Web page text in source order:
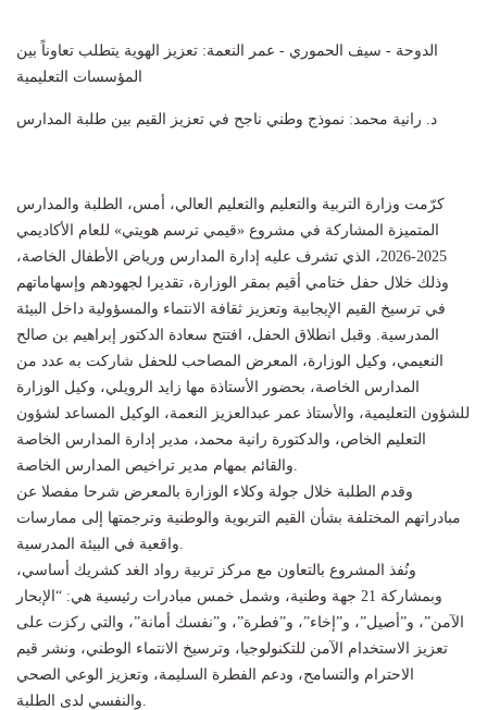
الدوحة - سيف الحموري - عمر النعمة: تعزيز الهوية يتطلب تعاوناً بين
المؤسسات التعليمية
د. رانية محمد: نموذج وطني ناجح في تعزيز القيم بين طلبة المدارس
كرّمت وزارة التربية والتعليم والتعليم العالي، أمس، الطلبة والمدارس
المتميزة المشاركة في مشروع «قيمي ترسم هويتي» للعام الأكاديمي
2025-2026، الذي تشرف عليه إدارة المدارس ورياض الأطفال الخاصة،
وذلك خلال حفل ختامي أقيم بمقر الوزارة، تقديرا لجهودهم وإسهاماتهم
في ترسيخ القيم الإيجابية وتعزيز ثقافة الانتماء والمسؤولية داخل البيئة
المدرسية. وقبل انطلاق الحفل، افتتح سعادة الدكتور إبراهيم بن صالح
النعيمي، وكيل الوزارة، المعرض المصاحب للحفل شاركت به عدد من
المدارس الخاصة، بحضور الأستاذة مها زايد الرويلي، وكيل الوزارة
للشؤون التعليمية، والأستاذ عمر عبدالعزيز النعمة، الوكيل المساعد لشؤون
التعليم الخاص، والدكتورة رانية محمد، مدير إدارة المدارس الخاصة
وقدم الطلبة خلال جولة وكلاء الوزارة بالمعرض شرحا مفصلا عن
مبادراتهم المختلفة بشأن القيم التربوية والوطنية وترجمتها إلى ممارسات
ونُفذ المشروع بالتعاون مع مركز تربية رواد الغد كشريك أساسي،
وبمشاركة 21 جهة وطنية، وشمل خمس مبادرات رئيسية هي: “الإبحار
الآمن”، و”أصيل”، و”إخاء”، و”فطرة”، و”نفسك أمانة”، والتي ركزت على
تعزيز الاستخدام الآمن للتكنولوجيا، وترسيخ الانتماء الوطني، ونشر قيم
الاحترام والتسامح، ودعم الفطرة السليمة، وتعزيز الوعي الصحي